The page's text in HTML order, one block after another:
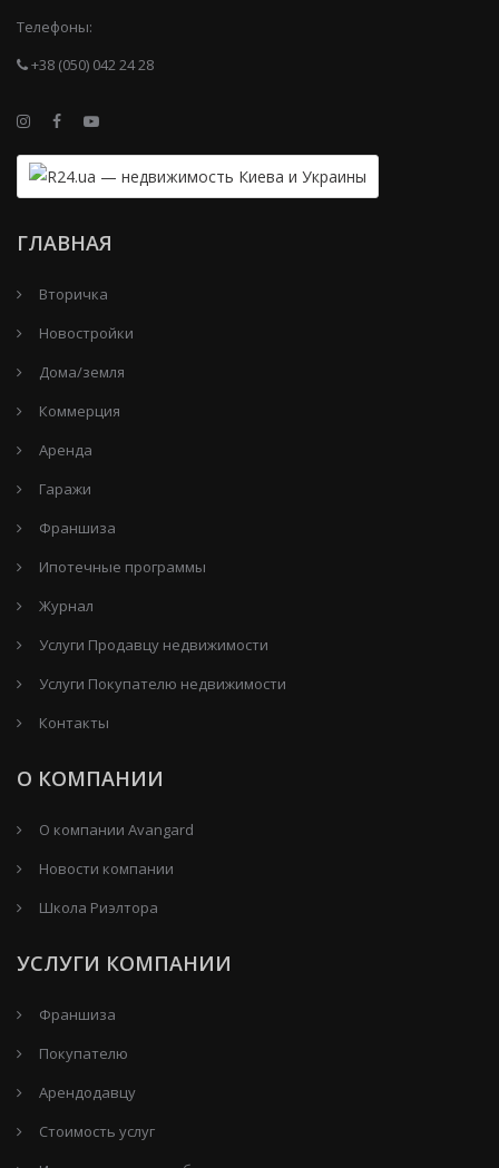
Телефоны:
+38 (050) 042 24 28
ГЛАВНАЯ
Вторичка
Новостройки
Дома/земля
Коммерция
Аренда
Гаражи
Франшиза
Ипотечные программы
Журнал
Услуги Продавцу недвижимости
Услуги Покупателю недвижимости
Контакты
О КОМПАНИИ
О компании Avangard
Новости компании
Школа Риэлтора
УСЛУГИ КОМПАНИИ
Франшиза
Покупателю
Арендодавцу
Стоимость услуг